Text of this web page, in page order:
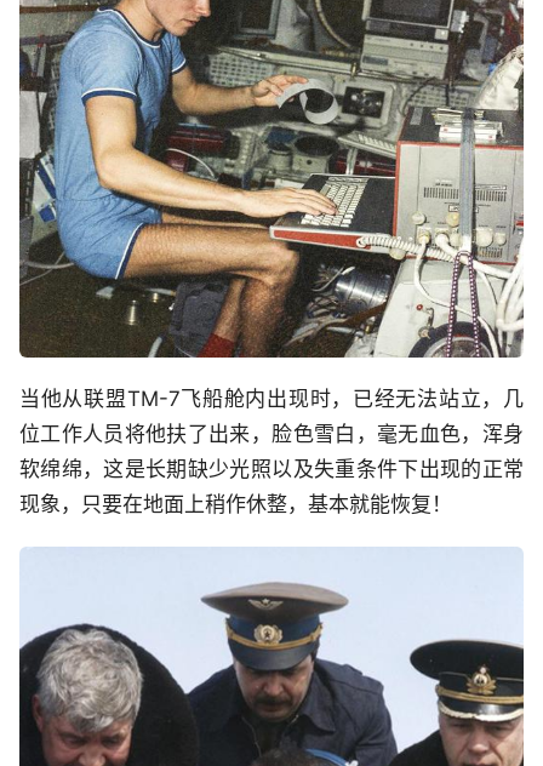
当他从联盟TM-7飞船舱内出现时，已经无法站立，几
位工作人员将他扶了出来，脸色雪白，毫无血色，浑身
软绵绵，这是长期缺少光照以及失重条件下出现的正常
现象，只要在地面上稍作休整，基本就能恢复！